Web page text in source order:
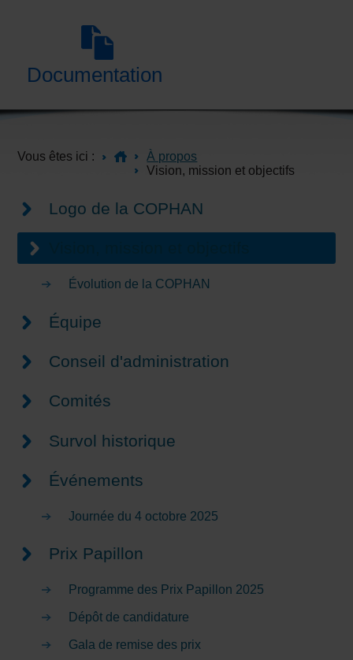
Documentation
Vous êtes ici :
À propos
Vision, mission et objectifs
Logo de la COPHAN
Évolution de la COPHAN
Équipe
Conseil d'administration
Comités
Survol historique
Événements
Journée du 4 octobre 2025
Prix Papillon
Programme des Prix Papillon 2025
Dépôt de candidature
Gala de remise des prix